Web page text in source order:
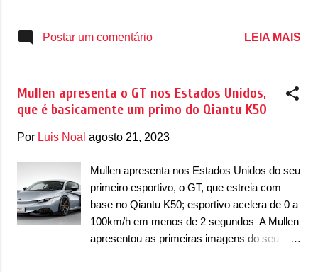
inferior do para-choque, conectado
inferior da carroceria, inclusive nas caixas ...
versão esportiva com um foco voltado em
seja, estamos diante da versão de produção
que começa a ser fabricado a partir do final
reveladas pela marca norte-americana. A
evento voltado a tecnologia que acontece em
Las Vegas, EUA. A versão de produção,
segundo a Mullen, vai ter um conjunto de
motores elétricos que vão operar em
conjunto e serão capazes de desenvolver
Postar um comentário LEIA MAIS
Mullen apresenta o GT nos Estados Unidos,
que é basicamente um primo do Qiantu K50
Por Luis Noal agosto 21, 2023
Mullen apresenta nos Estados Unidos do seu
primeiro esportivo, o GT, que estreia com
base no Qiantu K50; esportivo acelera de 0 a
100km/h em menos de 2 segundos A Mullen
apresentou as primeiras imagens do seu